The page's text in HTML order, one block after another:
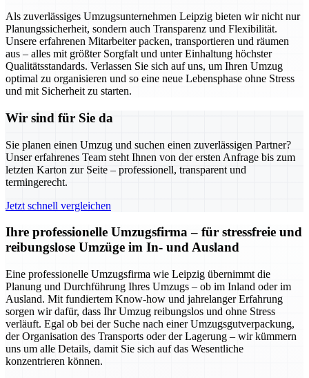
Als zuverlässiges Umzugsunternehmen Leipzig bieten wir nicht nur
Planungssicherheit, sondern auch Transparenz und Flexibilität.
Unsere erfahrenen Mitarbeiter packen, transportieren und räumen
aus – alles mit größter Sorgfalt und unter Einhaltung höchster
Qualitätsstandards. Verlassen Sie sich auf uns, um Ihren Umzug
optimal zu organisieren und so eine neue Lebensphase ohne Stress
und mit Sicherheit zu starten.
Wir sind für Sie da
Sie planen einen Umzug und suchen einen zuverlässigen Partner?
Unser erfahrenes Team steht Ihnen von der ersten Anfrage bis zum
letzten Karton zur Seite – professionell, transparent und
termingerecht.
Jetzt schnell vergleichen
Ihre professionelle Umzugsfirma – für stressfreie und
reibungslose Umzüge im In- und Ausland
Eine professionelle Umzugsfirma wie Leipzig übernimmt die
Planung und Durchführung Ihres Umzugs – ob im Inland oder im
Ausland. Mit fundiertem Know-how und jahrelanger Erfahrung
sorgen wir dafür, dass Ihr Umzug reibungslos und ohne Stress
verläuft. Egal ob bei der Suche nach einer Umzugsgutverpackung,
der Organisation des Transports oder der Lagerung – wir kümmern
uns um alle Details, damit Sie sich auf das Wesentliche
konzentrieren können.